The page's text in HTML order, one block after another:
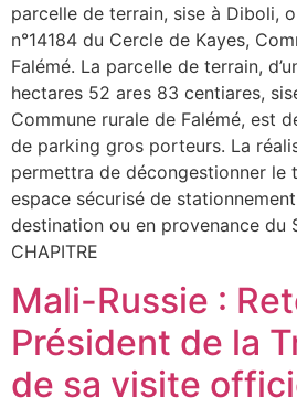
parcelle de terrain, sise à Diboli,
n°14184 du Cercle de Kayes,
Falémé. La parcelle de terrain,
hectares 52 ares 83 centiares,
Commune rurale de Falémé, est
de parking gros porteurs. La
permettra de décongestionner le
espace sécurisé de
destination ou en provenance du
CHAPITRE
Mali-Russie :
Président de la
de sa visite